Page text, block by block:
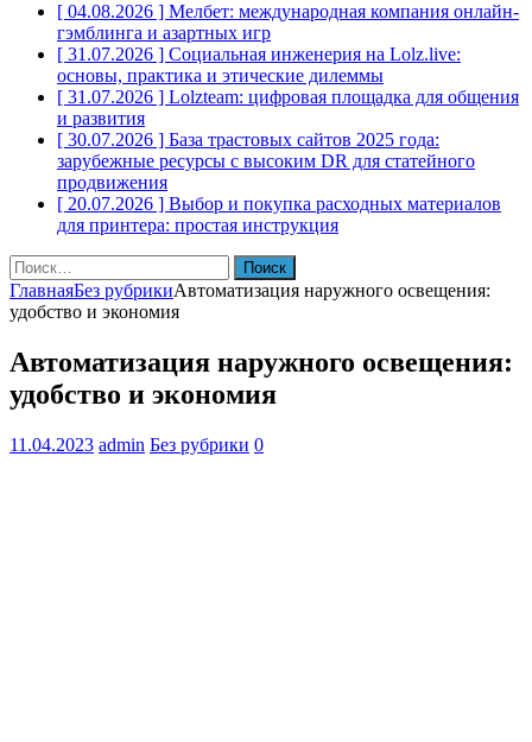
[ 04.08.2026 ] Мелбет: международная компания онлайн-
гэмблинга и азартных игр
[ 31.07.2026 ] Социальная инженерия на Lolz.live:
основы, практика и этические дилеммы
[ 31.07.2026 ] Lolzteam: цифровая площадка для общения
и развития
[ 30.07.2026 ] База трастовых сайтов 2025 года:
зарубежные ресурсы с высоким DR для статейного
продвижения
[ 20.07.2026 ] Выбор и покупка расходных материалов
для принтера: простая инструкция
Найти:
ГлавнаяБез рубрикиАвтоматизация наружного освещения:
удобство и экономия
Автоматизация наружного освещения:
удобство и экономия
11.04.2023 admin Без рубрики 0